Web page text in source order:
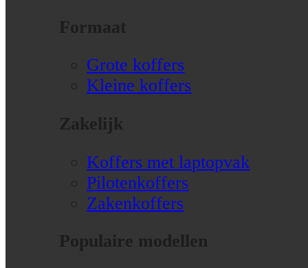
Formaat
Grote koffers
Kleine koffers
Zakelijk
Koffers met laptopvak
Pilotenkoffers
Zakenkoffers
Populaire modellen